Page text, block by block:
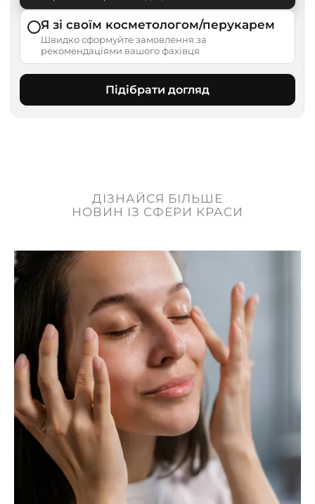
Я зі своїм косметологом/перукарем
Швидко сформуйте замовлення за
рекомендаціями вашого фахівця
Підібрати догляд
ДІЗНАЙСЯ БІЛЬШЕ
НОВИН ІЗ СФЕРИ КРАСИ